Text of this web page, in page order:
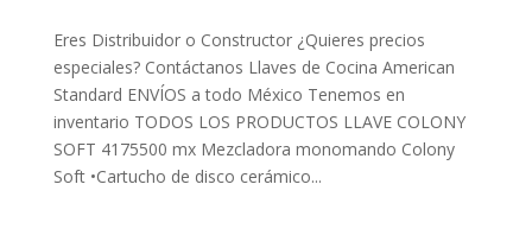
Eres Distribuidor o Constructor ¿Quieres precios
especiales? Contáctanos Llaves de Cocina American
Standard ENVÍOS a todo México Tenemos en
inventario TODOS LOS PRODUCTOS LLAVE COLONY
SOFT 4175500 mx Mezcladora monomando Colony
Soft •Cartucho de disco cerámico...